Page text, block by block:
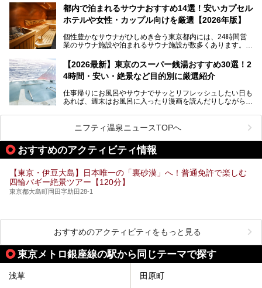
いおしゃれな名店15選を、おすすめの順番で一挙にご紹介
します。
ツァ大井町トラックス」がニューオープン。施設の様子をレ
ポ―トします。
都内で泊まれるサウナおすすめ14選！安いカプセル
ホテルや女性・カップル向けを厳選【2026年版】
個性豊かなサウナがひしめき合う東京都内には、24時間営
業のサウナ施設や泊まれるサウナ施設が数多くあります。
を旅の目的とする「サ旅」や自分へのご褒美のための宿泊な
ど、自分の好きなタイミングで好きなだけサ活ができるのが
魅力です。
最近では、男性専用施設だけでなく、カップルや女性に嬉し
い個室サウナも増えてきました。
ら、特におすすめしたい施設14選をご紹介します。
してみてください。
【2026最新】東京のスーパー銭湯おすすめ30選！2
4時間・安い・絶景など目的別に厳選紹介
仕事帰りにお風呂やサウナでサッとリフレッシュしたい日も
あれば、週末はお風呂に入ったり漫画を読んだりしながら一
また、終電を逃してしまい、「このまま朝までゆっくりでき
る場所があれば」と探した経験がある人も多いのではないで
しょうか。
そこで本記事では、東京でおすすめのスーパー銭湯を、目的
24時間営業で宿泊できる施設や、1,000円以下で楽しめる安
い施設、デートや休日レジャーにもぴったりなエンタメ要素
が充実した施設など、利用のシーンに合わせて参考にしてく
ニフティ温泉ニュースTOPへ
おすすめのアクティビティ情報
【東京・伊豆大島】日本唯一の「裏砂漠」へ！普通免許で楽しむ
四輪バギー絶景ツアー【120分】
東京都大島町岡田字助田28-1
おすすめのアクティビティをもっと見る
東京メトロ銀座線の駅から同じテーマで探す
浅草 田原町